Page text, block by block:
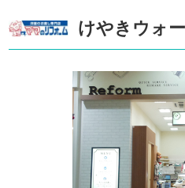
けやきウォ